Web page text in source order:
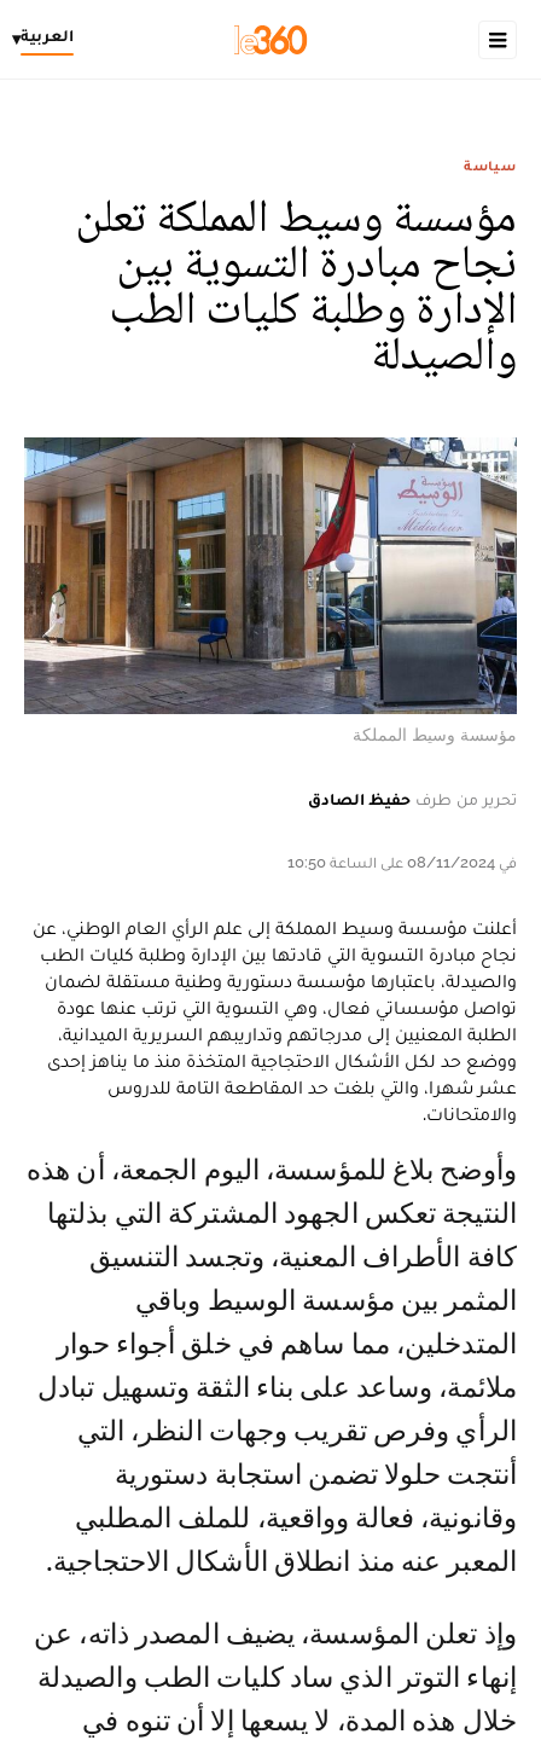
العربية▾
سياسة
مؤسسة وسيط المملكة تعلن
نجاح مبادرة التسوية بين
الإدارة وطلبة كليات الطب
والصيدلة
مؤسسة وسيط المملكة
تحرير من طرف حفيظ الصادق
في 08/11/2024 على الساعة 10:50
أعلنت مؤسسة وسيط المملكة إلى علم الرأي العام الوطني، عن
نجاح مبادرة التسوية التي قادتها بين الإدارة وطلبة كليات الطب
والصيدلة، باعتبارها مؤسسة دستورية وطنية مستقلة لضمان
تواصل مؤسساتي فعال، وهي التسوية التي ترتب عنها عودة
الطلبة المعنيين إلى مدرجاتهم وتداريبهم السريرية الميدانية،
ووضع حد لكل الأشكال الاحتجاجية المتخذة منذ ما يناهز إحدى
عشر شهرا، والتي بلغت حد المقاطعة التامة للدروس
والامتحانات.
وأوضح بلاغ للمؤسسة، اليوم الجمعة، أن هذه
النتيجة تعكس الجهود المشتركة التي بذلتها
كافة الأطراف المعنية، وتجسد التنسيق
المثمر بين مؤسسة الوسيط وباقي
المتدخلين، مما ساهم في خلق أجواء حوار
ملائمة، وساعد على بناء الثقة وتسهيل تبادل
الرأي وفرص تقريب وجهات النظر، التي
أنتجت حلولا تضمن استجابة دستورية
وقانونية، فعالة وواقعية، للملف المطلبي
المعبر عنه منذ انطلاق الأشكال الاحتجاجية.
وإذ تعلن المؤسسة، يضيف المصدر ذاته، عن
إنهاء التوتر الذي ساد كليات الطب والصيدلة
خلال هذه المدة، لا يسعها إلا أن تنوه في